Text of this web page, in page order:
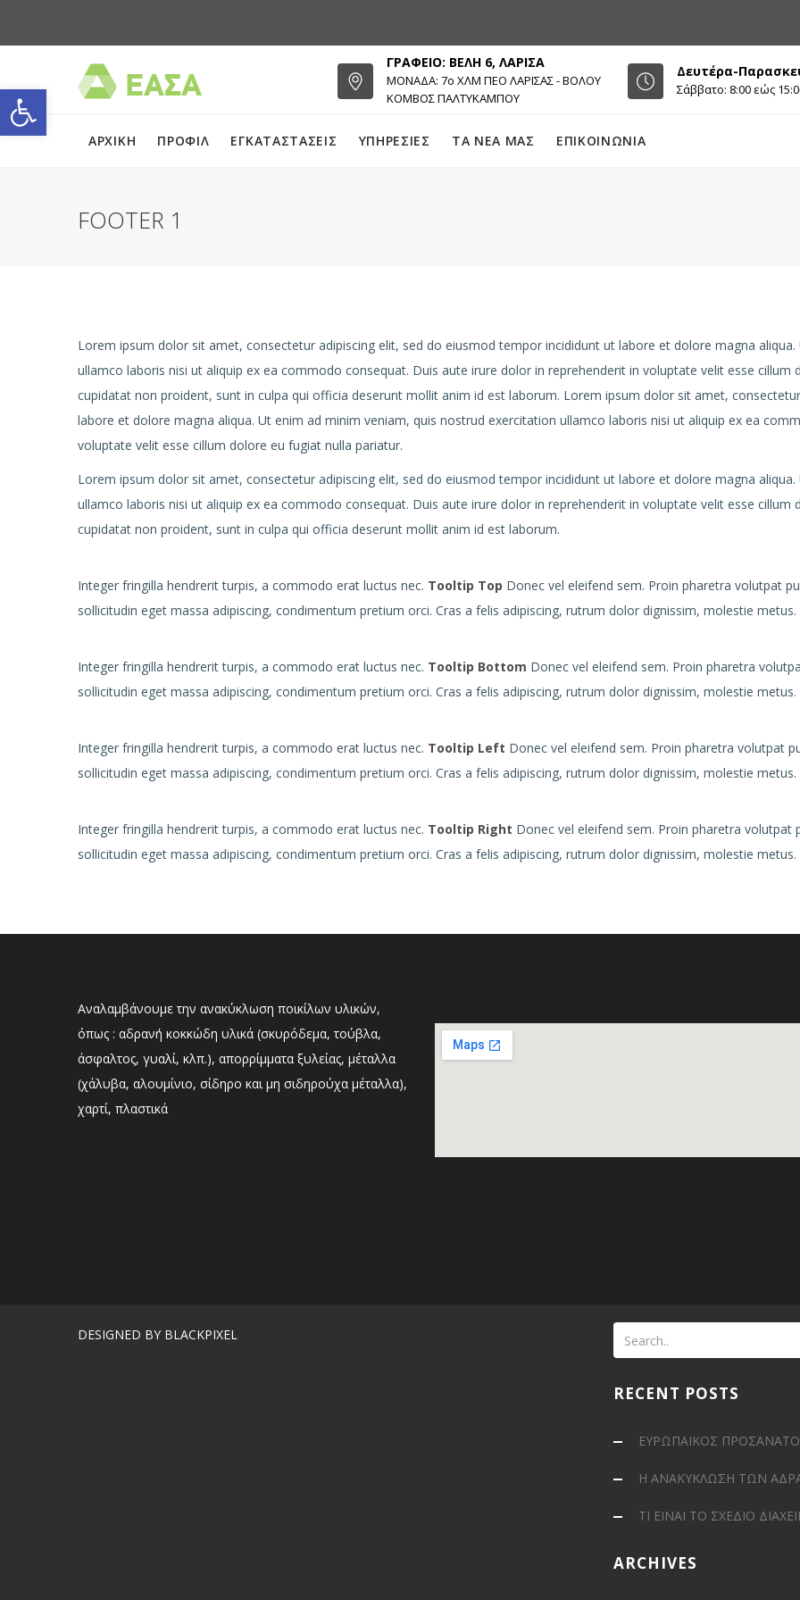
Open toolbar
ΓΡΑΦΕΙΟ: ΒΕΛΗ 6, ΛΑΡΙΣΑ
ΜΟΝΑΔΑ: 7ο ΧΛΜ ΠΕΟ ΛΑΡΙΣΑΣ - ΒΟΛΟΥ
ΚΟΜΒΟΣ ΠΑΛΤΥΚΑΜΠΟΥ
Δευτέρα-
Σάββατο: 8:00 εώς
ΑΡΧΙΚΗ ΠΡΟΦΙΛ ΕΓΚΑΤΑΣΤΑΣΕΙΣ ΥΠΗΡΕΣΙΕΣ ΤΑ ΝΕΑ ΜΑΣ ΕΠΙΚΟΙΝΩΝΙΑ
FOOTER 1
Lorem ipsum dolor sit amet, consectetur adipiscing elit, sed do eiusmod tempor incididunt ut labore et dolore magna
ullamco laboris nisi ut aliquip ex ea commodo consequat. Duis aute irure dolor in reprehenderit in voluptate velit esse
cupidatat non proident, sunt in culpa qui officia deserunt mollit anim id est laborum. Lorem ipsum dolor sit amet,
labore et dolore magna aliqua. Ut enim ad minim veniam, quis nostrud exercitation ullamco laboris nisi ut aliquip ex ea
voluptate velit esse cillum dolore eu fugiat nulla pariatur.
Lorem ipsum dolor sit amet, consectetur adipiscing elit, sed do eiusmod tempor incididunt ut labore et dolore magna
ullamco laboris nisi ut aliquip ex ea commodo consequat. Duis aute irure dolor in reprehenderit in voluptate velit esse
cupidatat non proident, sunt in culpa qui officia deserunt mollit anim id est laborum.
Integer fringilla hendrerit turpis, a commodo erat luctus nec. Tooltip Top Donec vel eleifend sem. Proin pharetra volutpat
sollicitudin eget massa adipiscing, condimentum pretium orci. Cras a felis adipiscing, rutrum dolor dignissim, molestie metus.
Integer fringilla hendrerit turpis, a commodo erat luctus nec. Tooltip Bottom Donec vel eleifend sem. Proin pharetra
sollicitudin eget massa adipiscing, condimentum pretium orci. Cras a felis adipiscing, rutrum dolor dignissim, molestie metus.
Integer fringilla hendrerit turpis, a commodo erat luctus nec. Tooltip Left Donec vel eleifend sem. Proin pharetra volutpat
sollicitudin eget massa adipiscing, condimentum pretium orci. Cras a felis adipiscing, rutrum dolor dignissim, molestie metus.
Integer fringilla hendrerit turpis, a commodo erat luctus nec. Tooltip Right Donec vel eleifend sem. Proin pharetra volutpat
sollicitudin eget massa adipiscing, condimentum pretium orci. Cras a felis adipiscing, rutrum dolor dignissim, molestie metus.
Αναλαμβάνουμε την ανακύκλωση ποικίλων υλικών,
όπως : αδρανή κοκκώδη υλικά (σκυρόδεμα, τούβλα,
άσφαλτος, γυαλί, κλπ.), απορρίμματα ξυλείας, μέταλλα
(χάλυβα, αλουμίνιο, σίδηρο και μη σιδηρούχα μέταλλα),
χαρτί, πλαστικά
DESIGNED BY BLACKPIXEL
RECENT POSTS
ΕΥΡΩΠΑΪΚΟΣ
Η ΑΝΑΚΥΚΛΩΣΗ ΤΩΝ
ΤΙ ΕΙΝΑΙ ΤΟ ΣΧΕΔΙΟ
ARCHIVES